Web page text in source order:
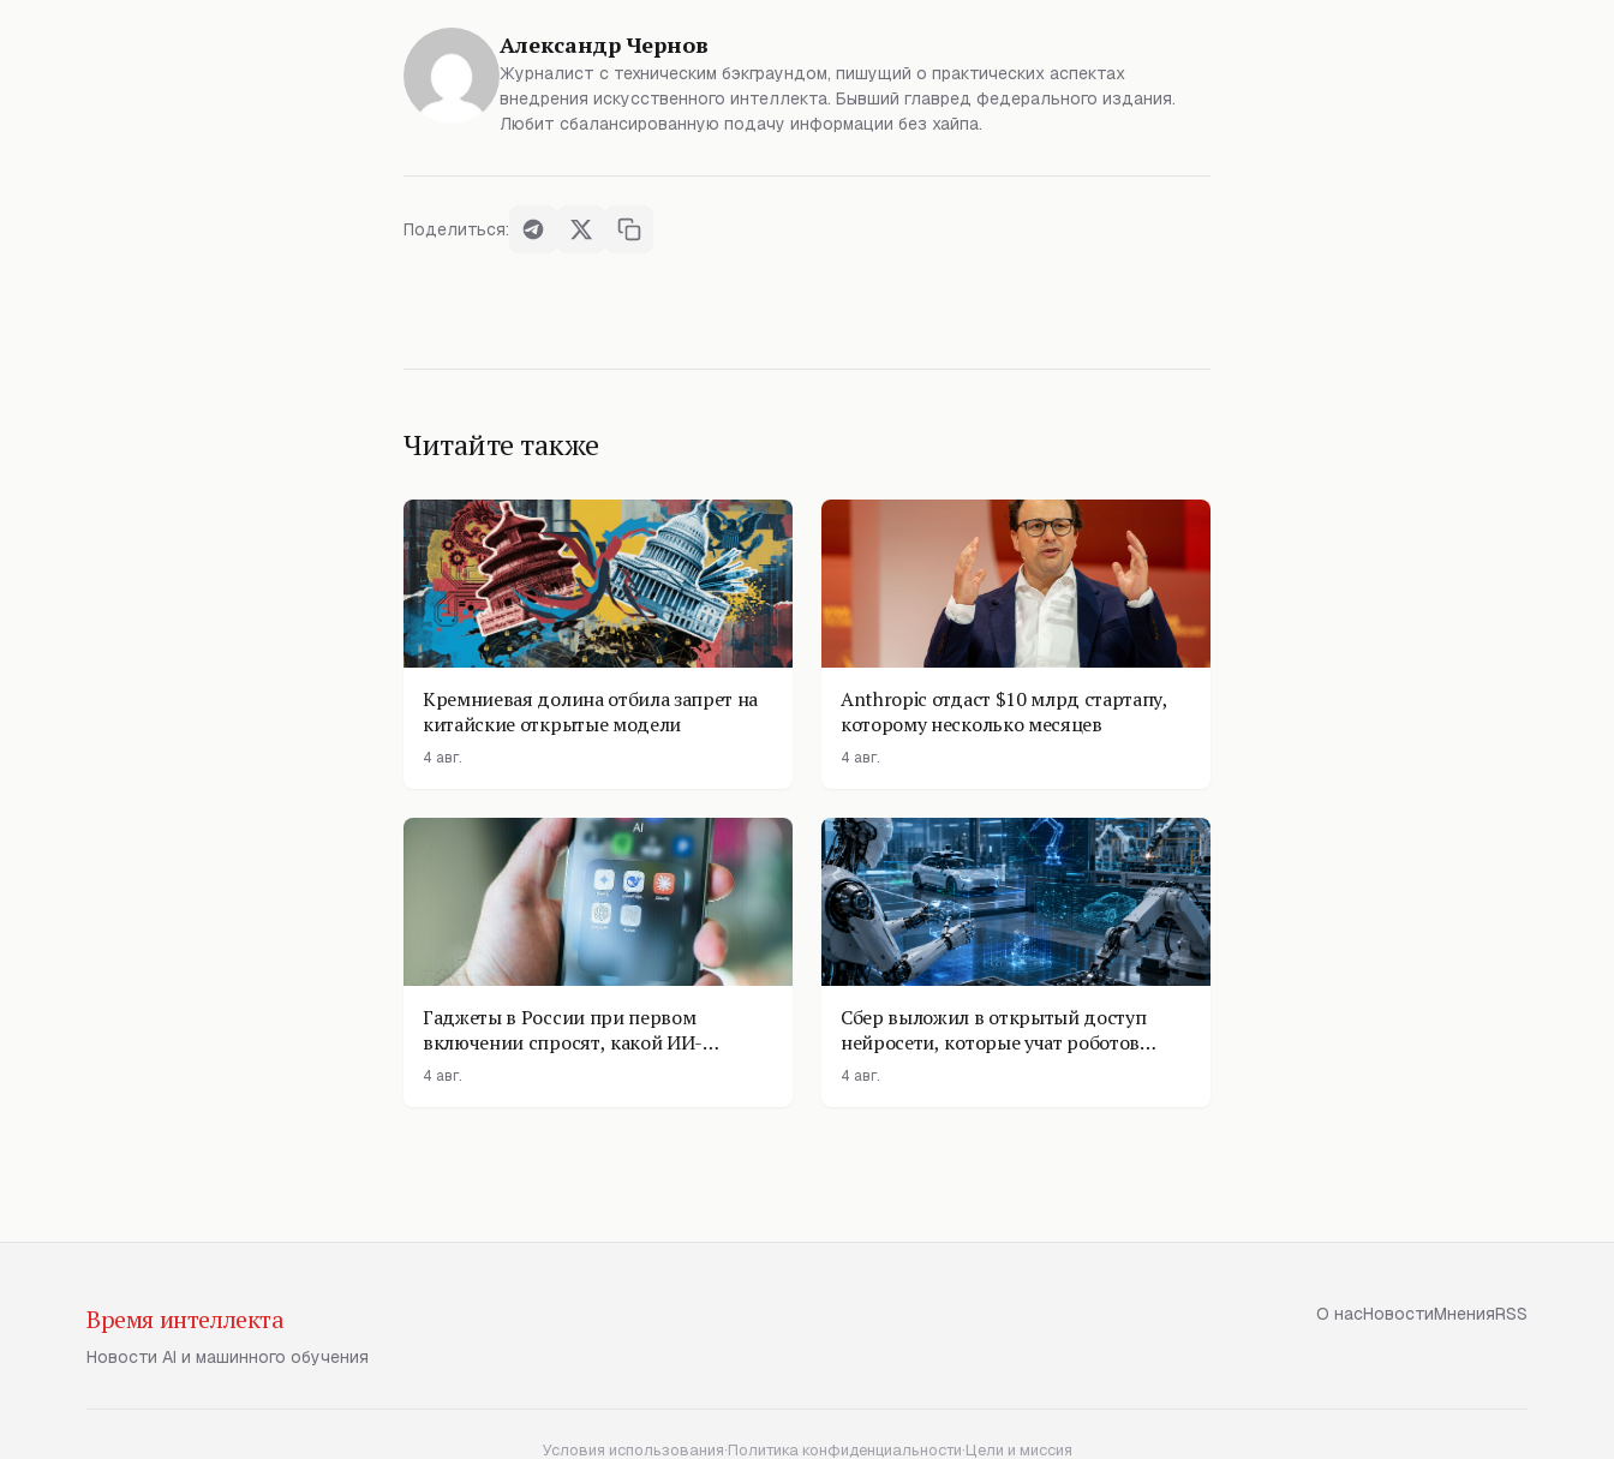
Александр Чернов
Журналист с техническим бэкграундом, пишущий о практических аспектах
внедрения искусственного интеллекта. Бывший главред федерального издания.
Любит сбалансированную подачу информации без хайпа.
Поделиться:
Читайте также
Кремниевая долина отбила запрет на
китайские открытые модели
4 авг.
Anthropic отдаст $10 млрд стартапу,
которому несколько месяцев
4 авг.
Гаджеты в России при первом
включении спросят, какой ИИ-
помощник поставить
4 авг.
Сбер выложил в открытый доступ
нейросети, которые учат роботов
физике
4 авг.
Время интеллекта
Новости AI и машинного обучения
О насНовостиМненияRSS
Условия использования·Политика конфиденциальности·Цели и миссия